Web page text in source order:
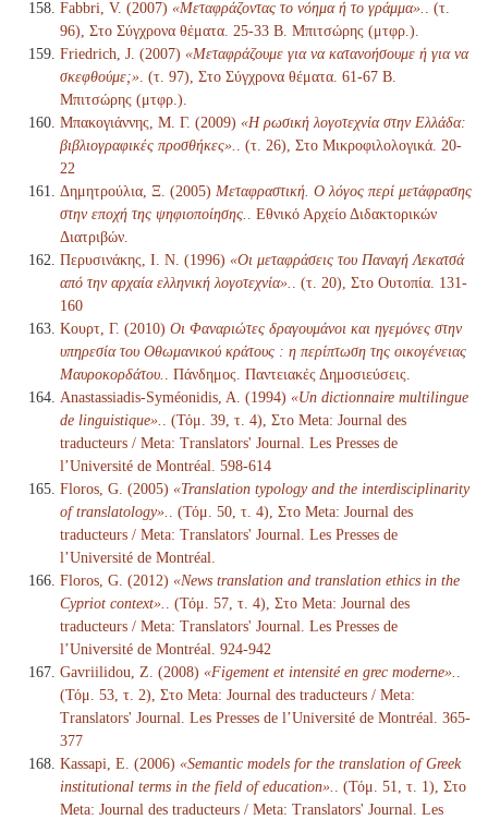
Fabbri, V. (2007) «Μεταφράζοντας το νόημα ή το γράμμα».
. (τ.
96), Στο Σύγχρονα θέματα. 25-33 Β. Μπιτσώρης (μτφρ.).
Friedrich, J. (2007) «Μεταφράζουμε για να κατανοήσουμε ή για να
σκεφθούμε;» . (τ. 97), Στο Σύγχρονα θέματα. 61-67 Β.
Μπιτσώρης (μτφρ.).
Μπακογιάννης, Μ. Γ. (2009) «Η ρωσική λογοτεχνία στην Ελλάδα:
βιβλιογραφικές προσθήκες».
. (τ. 26), Στο Μικροφιλολογικά. 20-
22
Δημητρούλια, Ξ. (2005) Μεταφραστική. Ο λόγος περί μετάφρασης
στην εποχή της ψηφιοποίησης.
. Εθνικό Αρχείο Διδακτορικών
Διατριβών.
Περυσινάκης, Ι. Ν. (1996) «Οι μεταφράσεις του Παναγή Λεκατσά
από την αρχαία ελληνική λογοτεχνία».
. (τ. 20), Στο Ουτοπία. 131-
160
Κουρτ, Γ. (2010) Οι Φαναριώτες δραγουμάνοι και ηγεμόνες στην
υπηρεσία του Οθωμανικού κράτους : η περίπτωση της οικογένειας
Μαυροκορδάτου.
. Πάνδημος. Παντειακές Δημοσιεύσεις.
Anastassiadis-Syméonidis, A. (1994) «Un dictionnaire multilingue
de linguistique».
. (Τόμ. 39, τ. 4), Στο Meta: Journal des
traducteurs / Meta: Translators' Journal. Les Presses de
l’Université de Montréal. 598-614
Floros, G. (2005) «Translation typology and the interdisciplinarity
of translatology».
. (Τόμ. 50, τ. 4), Στο Meta: Journal des
traducteurs / Meta: Translators' Journal. Les Presses de
l’Université de Montréal.
Floros, G. (2012) «News translation and translation ethics in the
Cypriot context».
. (Τόμ. 57, τ. 4), Στο Meta: Journal des
traducteurs / Meta: Translators' Journal. Les Presses de
l’Université de Montréal. 924-942
Gavriilidou, Z. (2008) «Figement et intensité en grec moderne».
(Τόμ. 53, τ. 2), Στο Meta: Journal des traducteurs / Meta:
Translators' Journal. Les Presses de l’Université de Montréal. 365-
377
Kassapi, E. (2006) «Semantic models for the translation of Greek
institutional terms in the field of education».
. (Τόμ. 51, τ. 1), Στο
Meta: Journal des traducteurs / Meta: Translators' Journal. Les